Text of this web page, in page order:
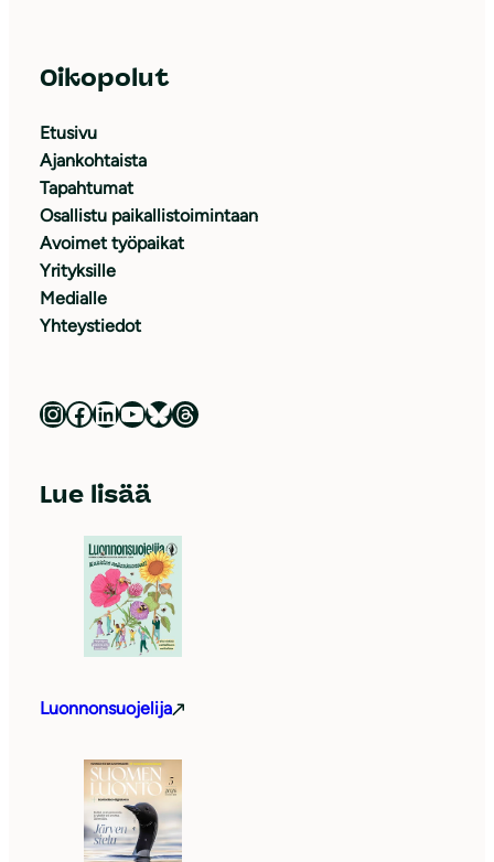
Oikopolut
Etusivu
Ajankohtaista
Tapahtumat
Osallistu paikallistoimintaan
Avoimet työpaikat
Yrityksille
Medialle
Yhteystiedot
Luonnonsuojeluliitto Instagramissa Luonnonsuojeluliitto Facebookissa Luonnonsuojeluliitto LinkedInissä Luonnonsuojeluliiton YouTube-kanava Luonnonsuojeluliitto Blueskyssa Luonnonsuojeluliitto Threadsissa
Lue lisää
Luonnonsuojelija